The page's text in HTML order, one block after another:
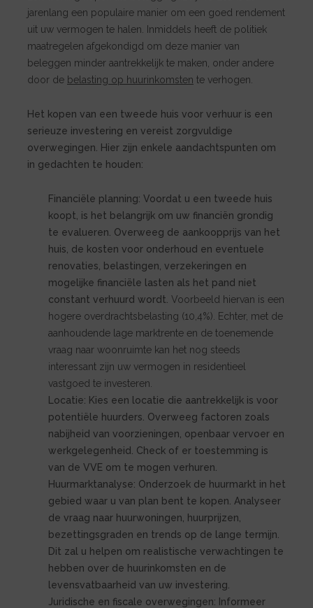
jarenlang een populaire manier om een goed rendement
uit uw vermogen te halen. Inmiddels heeft de politiek
maatregelen afgekondigd om deze manier van
beleggen minder aantrekkelijk te maken, onder andere
door de belasting op huurinkomsten te verhogen.
Het kopen van een tweede huis voor verhuur is een
serieuze investering en vereist zorgvuldige
overwegingen. Hier zijn enkele aandachtspunten om
in gedachten te houden:
Financiële planning: Voordat u een tweede huis
koopt, is het belangrijk om uw financiën grondig
te evalueren. Overweeg de aankoopprijs van het
huis, de kosten voor onderhoud en eventuele
renovaties, belastingen, verzekeringen en
mogelijke financiële lasten als het pand niet
constant verhuurd wordt. Voorbeeld hiervan is een
hogere overdrachtsbelasting (10,4%). Echter, met de
aanhoudende lage marktrente en de toenemende
vraag naar woonruimte kan het nog steeds
interessant zijn uw vermogen in residentieel
vastgoed te investeren.
Locatie: Kies een locatie die aantrekkelijk is voor
potentiële huurders. Overweeg factoren zoals
nabijheid van voorzieningen, openbaar vervoer en
werkgelegenheid. Check of er toestemming is
van de VVE om te mogen verhuren.
Huurmarktanalyse: Onderzoek de huurmarkt in het
gebied waar u van plan bent te kopen. Analyseer
de vraag naar huurwoningen, huurprijzen,
bezettingsgraden en trends op de lange termijn.
Dit zal u helpen om realistische verwachtingen te
hebben over de huurinkomsten en de
levensvatbaarheid van uw investering.
Juridische en fiscale overwegingen: Informeer